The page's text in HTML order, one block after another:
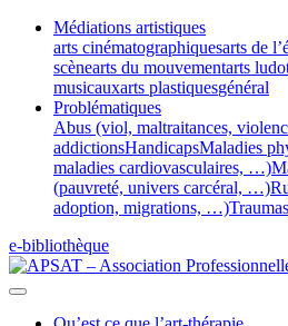
Médiations artistiques
arts cinématographiquesarts de
scènearts du mouvementarts
musicauxarts plastiquesgénéral
Problématiques
Abus (viol, maltraitances,
addictionsHandicapsMaladies
maladies cardiovasculaires, …)
(pauvreté, univers carcéral, …)
adoption, migrations, …)Traumas
e-bibliothèque